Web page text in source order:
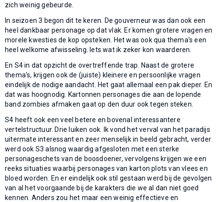
zich weinig gebeurde.
In seizoen 3 begon dit te keren. De gouverneur was dan ook een
heel dankbaar personage op dat vlak. Er komen grotere vragen en
morele kwesties de kop opsteken. Het was ook qua thema's een
heel welkome afwisseling. Iets wat ik zeker kon waarderen.
En S4 in dat opzicht de overtreffende trap. Naast de grotere
thema's, krijgen ook de (juiste) kleinere en persoonlijke vragen
eindelijk de nodige aandacht. Het gaat allemaal een pak dieper. En
dat was hoognodig. Kartonnen personages die aan de lopende
band zombies afmaken gaat op den duur ook tegen steken.
S4 heeft ook een veel betere en bovenal interessantere
vertelstructuur. Drie luiken ook. Ik vond het verval van het paradijs
uitermate interessant en zeer menselijk in beeld gebracht, verder
werd ook S3 alsnog waardig afgesloten met een sterke
personageschets van de boosdoener, vervolgens krijgen we een
reeks situaties waarbij personages van karton plots van vlees en
bloed worden. En er eindelijk ook stil gestaan werd bij de gevolgen
van al het voorgaande bij de karakters die we al dan niet goed
kennen. Anders zou het maar een weinig effectieve en